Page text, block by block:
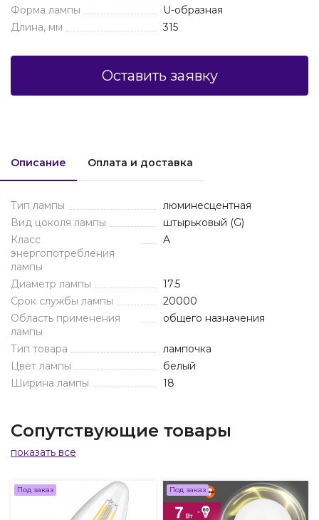
Форма лампы
U-образная
Длина, мм
315
Оставить заявку
Описание Оплата и доставка
Тип лампы
люминесцентная
Вид цоколя лампы
штырьковый (G)
Класс
энергопотребления
лампы
A
Диаметр лампы
17.5
Срок службы лампы
20000
Область применения
лампы
общего назначения
Тип товара
лампочка
Цвет лампы
белый
Ширина лампы
18
Сопутствующие товары
показать все
Под заказ Под заказ